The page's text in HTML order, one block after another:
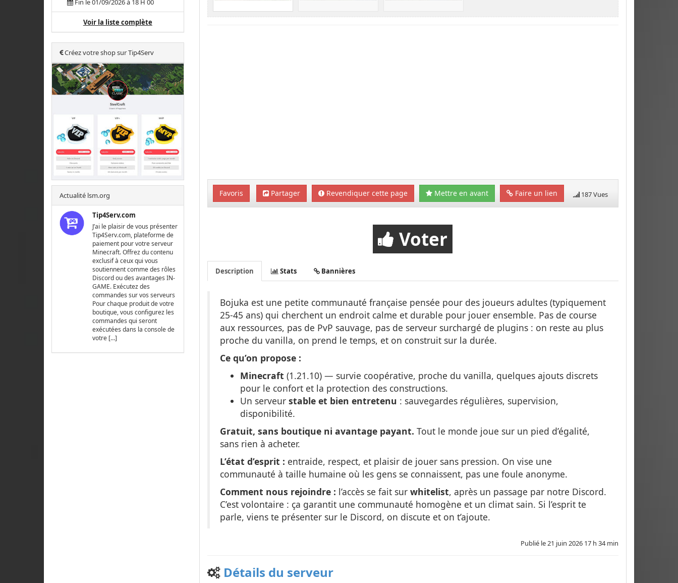
Fin le 01/09/2026 à 18 H 00
Voir la liste complète
Créez votre shop sur Tip4Serv
Actualité lsm.org
Tip4Serv.com
J’ai le plaisir de vous présenter
Tip4Serv.com, plateforme de
paiement pour votre serveur
Minecraft. Offrez du contenu
exclusif à ceux qui vous
soutiennent comme des rôles
Discord ou des avantages IN-
GAME. Exécutez des
commandes sur vos serveurs
Pour chaque produit de votre
boutique, vous configurez les
commandes qui seront
exécutées dans la console de
votre […]
Favoris Partager Revendiquer cette page Mettre en avant Faire un lien 187 Vues
Voter
Description Stats Bannières
Bojuka est une petite communauté française pensée pour des joueurs adultes (typiquement
25-45 ans) qui cherchent un endroit calme et durable pour jouer ensemble. Pas de course
aux ressources, pas de PvP sauvage, pas de serveur surchargé de plugins : on reste au plus
proche du vanilla, on prend le temps, et on construit sur la durée.
Ce qu’on propose :
Minecraft (1.21.10) — survie coopérative, proche du vanilla, quelques ajouts discrets
pour le confort et la protection des constructions.
Un serveur stable et bien entretenu : sauvegardes régulières, supervision,
disponibilité.
Gratuit, sans boutique ni avantage payant. Tout le monde joue sur un pied d’égalité,
sans rien à acheter.
L’état d’esprit : entraide, respect, et plaisir de jouer sans pression. On vise une
communauté à taille humaine où les gens se connaissent, pas une foule anonyme.
Comment nous rejoindre : l’accès se fait sur whitelist, après un passage par notre Discord.
C’est volontaire : ça garantit une communauté homogène et un climat sain. Si l’esprit te
parle, viens te présenter sur le Discord, on discute et on t’ajoute.
Publié le21 juin 2026 17 h 34 min
Détails du serveur